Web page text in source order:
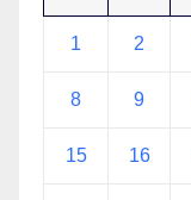
1 2
8 9
15 16